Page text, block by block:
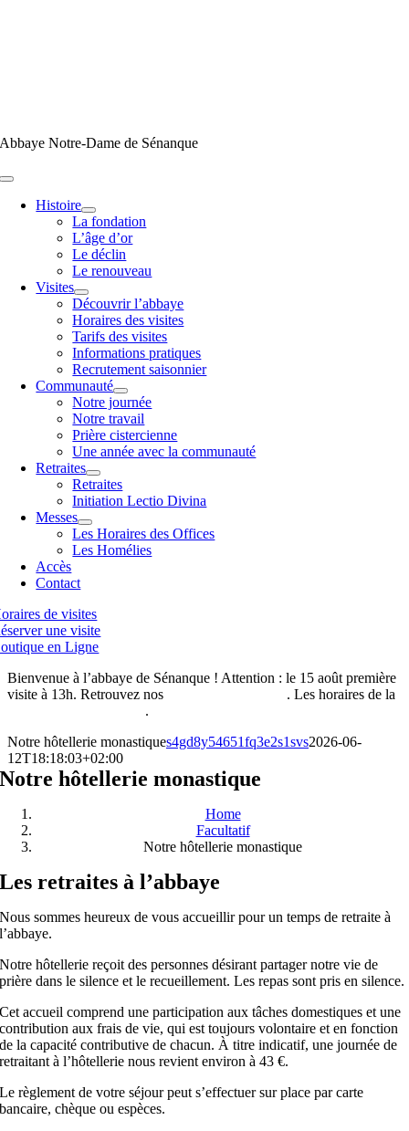
Abbaye Notre-Dame de Sénanque
Toggle
NavigationHistoire
La fondation
L’âge d’or
Le déclin
Le renouveau
Visites
Découvrir l’abbaye
Horaires des visites
Tarifs des visites
Informations pratiques
Recrutement saisonnier
Communauté
Notre journée
Notre travail
Prière cistercienne
Une année avec la communauté
Retraites
Retraites
Initiation Lectio Divina
Messes
Les Horaires des Offices
Les Homélies
Accès
Contact
de visites
une visite
en Ligne
Bienvenue à l’abbaye de Sénanque ! Attention : le 15 août première
visite à 13h. Retrouvez nos
. Les horaires de la
.
Notre hôtellerie monastiques4gd8y54651fq3e2s1svs2026-06-
12T18:18:03+02:00
Notre hôtellerie monastique
Home
Facultatif
Notre hôtellerie monastique
Les retraites à l’abbaye
Nous sommes heureux de vous accueillir pour un temps de retraite à
l’abbaye.
Notre hôtellerie reçoit des personnes désirant partager notre vie de
prière dans le silence et le recueillement. Les repas sont pris en silence.
Cet accueil comprend une participation aux tâches domestiques et une
contribution aux frais de vie, qui est toujours volontaire et en fonction
de la capacité contributive de chacun. À titre indicatif, une journée de
retraitant à l’hôtellerie nous revient environ à 43 €.
Le règlement de votre séjour peut s’effectuer sur place par carte
bancaire, chèque ou espèces.